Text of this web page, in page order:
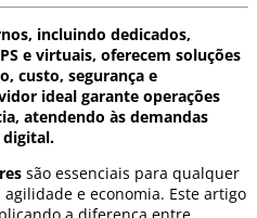
incluindo dedicados,
e virtuais, oferecem soluções
custo, segurança e
ideal garante operações
atendendo às demandas
digital.
são essenciais para qualquer
e economia. Este artigo